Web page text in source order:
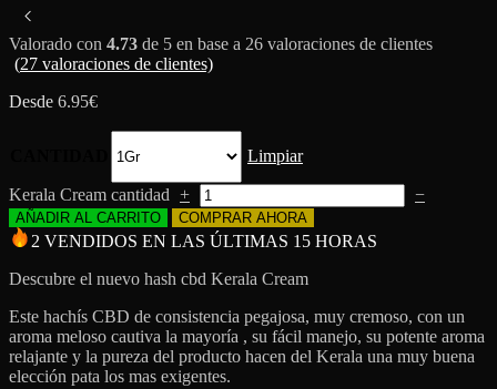
Valorado con 4.73 de 5 en base a 26 valoraciones de clientes
(27 valoraciones de clientes)
Desde 6.95€
Limpiar
Kerala Cream cantidad + −
AÑADIR AL CARRITO COMPRAR AHORA
2 VENDIDOS EN LAS ÚLTIMAS 15 HORAS
Descubre el nuevo hash cbd Kerala Cream
Este hachís CBD de consistencia pegajosa, muy cremoso, con un
aroma meloso cautiva la mayoría , su fácil manejo, su potente aroma
relajante y la pureza del producto hacen del Kerala una muy buena
elección pata los mas exigentes.